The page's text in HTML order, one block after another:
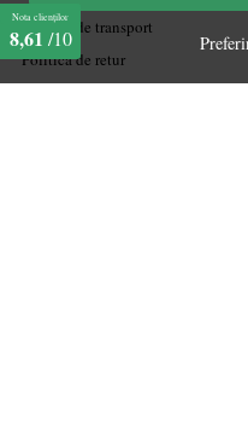
Politica de transport
Politica de retur
Nota clienților
8,61 /10